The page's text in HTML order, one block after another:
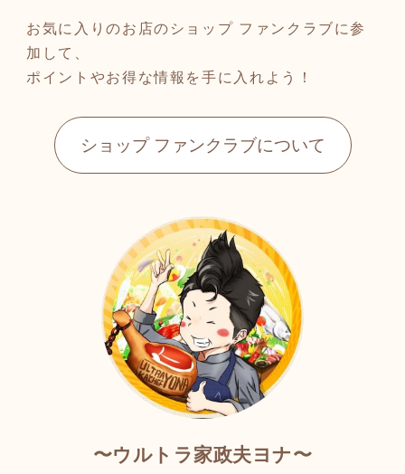
お気に入りのお店のショップ ファンクラブに参
加して、
ポイントやお得な情報を手に入れよう！
ショップ ファンクラブについて
〜ウルトラ家政夫ヨナ〜